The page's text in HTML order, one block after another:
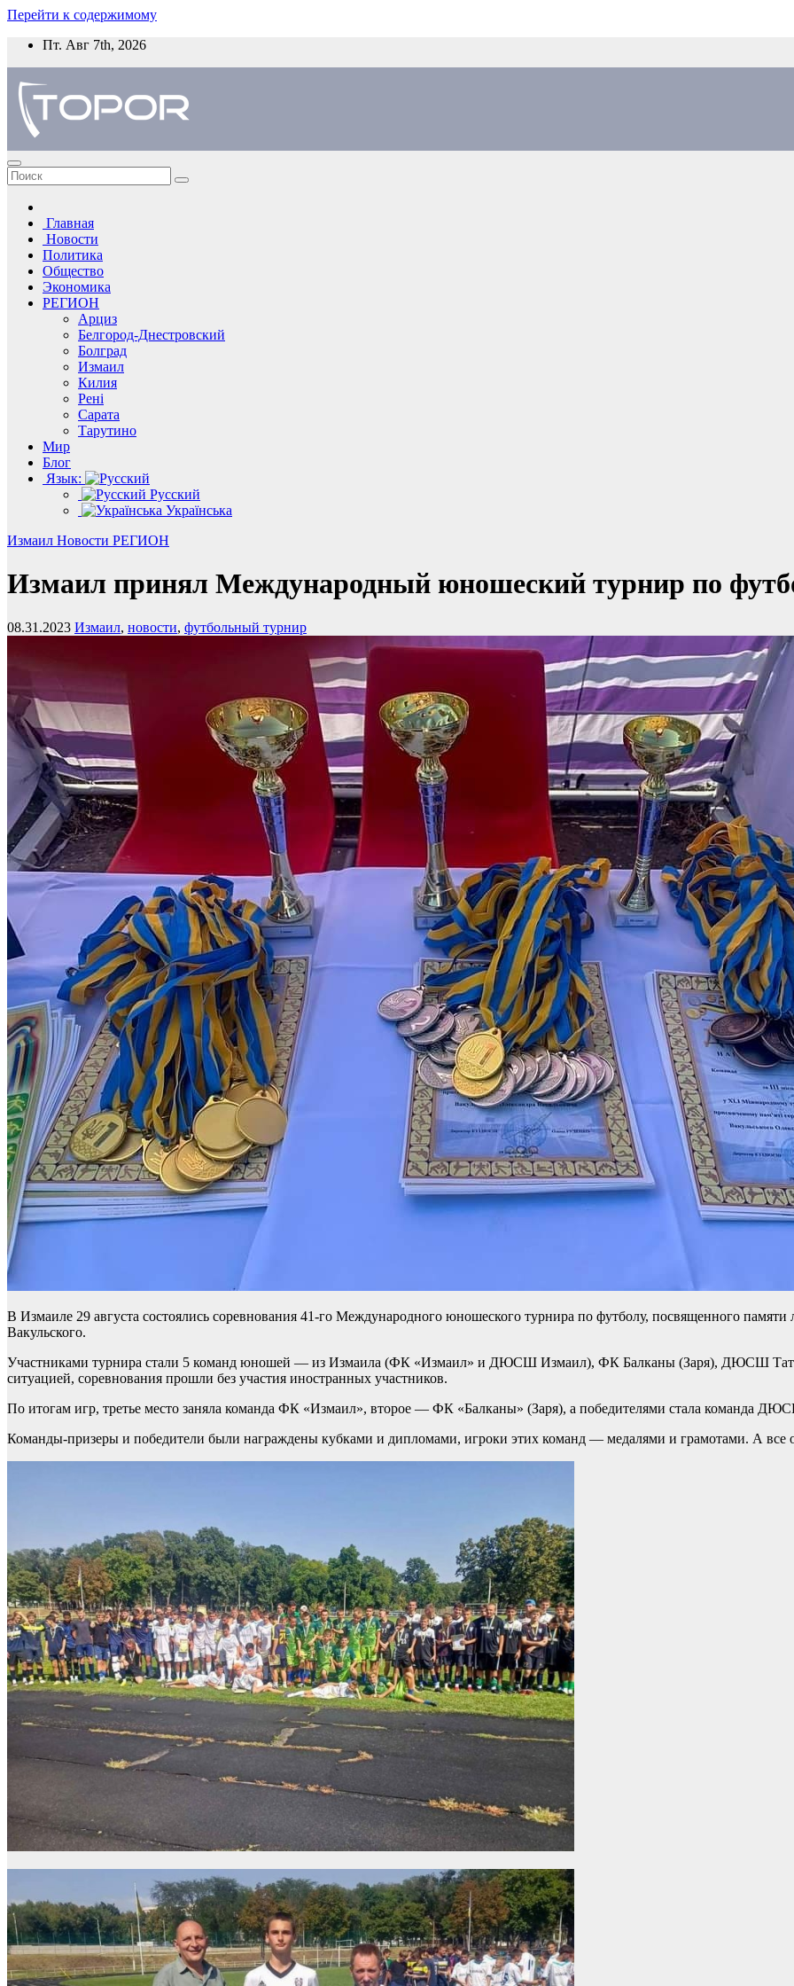
Перейти к содержимому
Пт. Авг 7th, 2026
Главная
Новости
Политика
Общество
Экономика
РЕГИОН
Арциз
Белгород-Днестровский
Болград
Измаил
Килия
Рені
Сарата
Тарутино
Мир
Блог
Язык:
Русский
Українська
Измаил Новости РЕГИОН
Измаил принял Международный юношеский турнир по
08.31.2023 Измаил, новости, футбольный турнир
В Измаиле 29 августа состоялись соревнования 41-го Международного юношеского турнира по футболу, посвященного
Вакульского.
Участниками турнира стали 5 команд юношей — из Измаила (ФК «Измаил» и ДЮСШ Измаил), ФК Балканы (Заря), ДЮСШ
ситуацией, соревнования прошли без участия иностранных участников.
По итогам игр, третье место заняла команда ФК «Измаил», второе — ФК «Балканы» (Заря), а победителями стала команда
Команды-призеры и победители были награждены кубками и дипломами, игроки этих команд — медалями и грамотами. А все